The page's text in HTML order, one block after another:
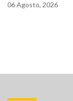
06Agosto, 2026